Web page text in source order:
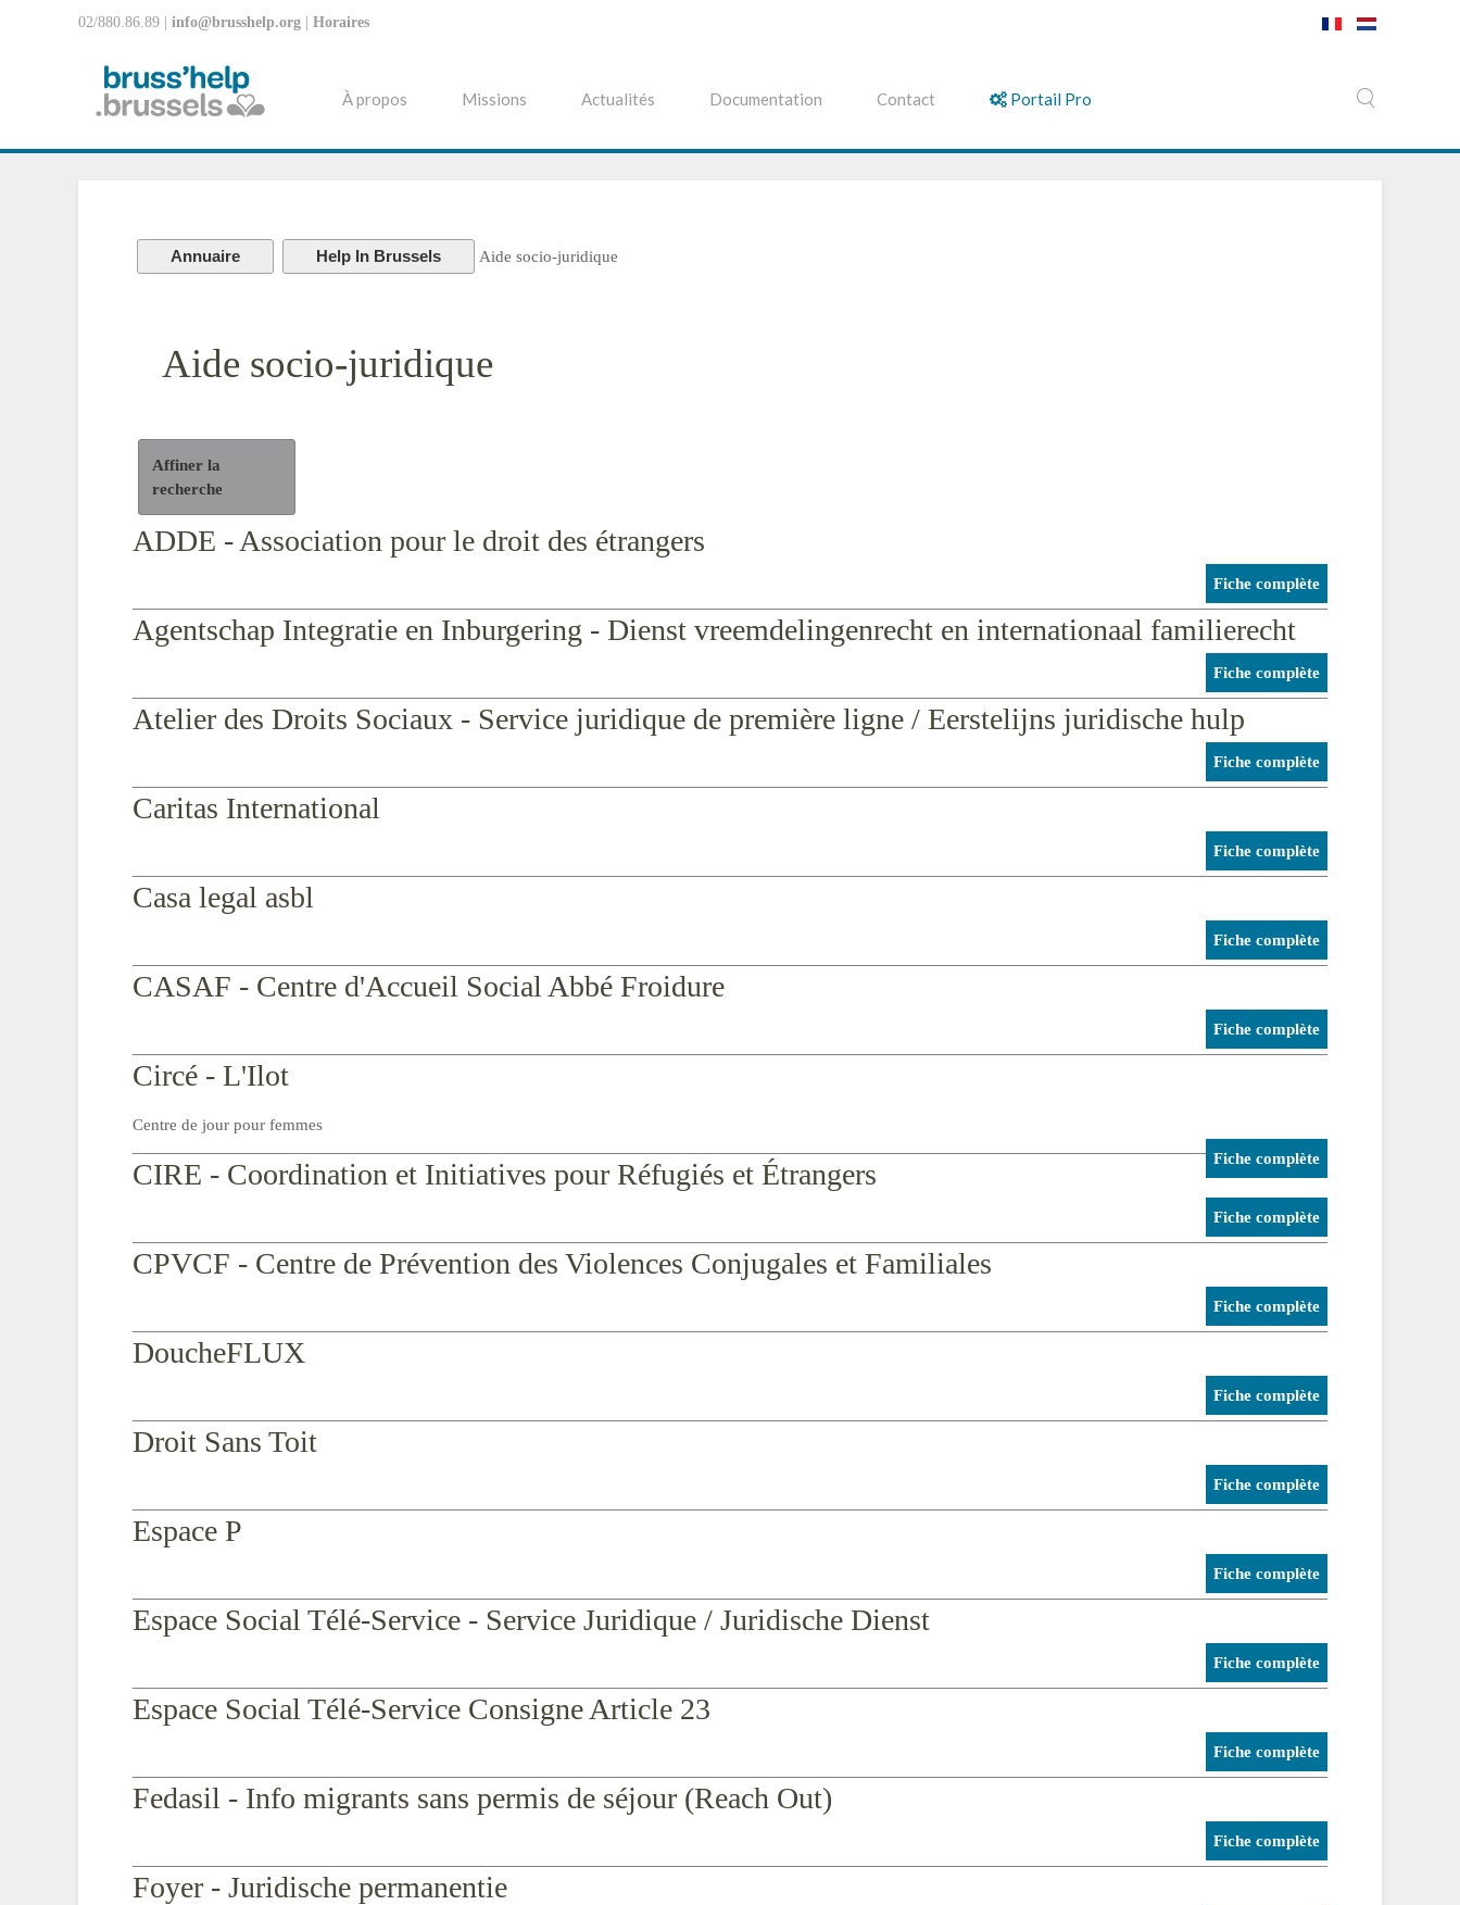
02/880.86.89 | info@brusshelp.org Horaires
À propos Missions Actualités Documentation Contact Portail Pro
Annuaire Help In Brussels Aide socio-juridique
Aide socio-juridique
Affiner la
recherche
ADDE - Association pour le droit des étrangers
Fiche complète
Agentschap Integratie en Inburgering - Dienst vreemdelingenrecht en internationaal familierecht
Fiche complète
Atelier des Droits Sociaux - Service juridique de première ligne / Eerstelijns juridische hulp
Fiche complète
Caritas International
Fiche complète
Casa legal asbl
Fiche complète
CASAF - Centre d'Accueil Social Abbé Froidure
Fiche complète
Circé - L'Ilot
Centre de jour pour femmes
Fiche complète
CIRE - Coordination et Initiatives pour Réfugiés et Étrangers
Fiche complète
CPVCF - Centre de Prévention des Violences Conjugales et Familiales
Fiche complète
DoucheFLUX
Fiche complète
Droit Sans Toit
Fiche complète
Espace P
Fiche complète
Espace Social Télé-Service - Service Juridique / Juridische Dienst
Fiche complète
Espace Social Télé-Service Consigne Article 23
Fiche complète
Fedasil - Info migrants sans permis de séjour (Reach Out)
Fiche complète
Foyer - Juridische permanentie